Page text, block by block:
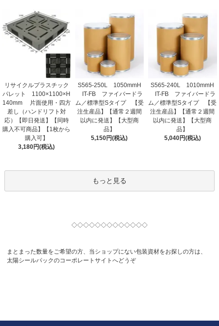
リサイクルプラスチック
パレット 1100×1100×H
140mm 片面使用・四方
差し（ハンドリフト対
応）【即日発送】【同時
購入不可商品】【1枚から
購入可】
3,180円(税込)
S565-250L 1050mmH
IT-FB ファイバードラ
ム／標準型Sタイプ 【受
注生産品】【通常２週間
以内に発送】【大型商
品】
5,150円(税込)
S565-240L 1010mmH
IT-FB ファイバードラ
ム／標準型Sタイプ 【受
注生産品】【通常２週間
以内に発送】【大型商
品】
5,040円(税込)
もっと見る
◇◇◇◇◇◇◇◇◇◇◇◇◇
まとまった数量をご希望の方、当ショップにない包装資材をお探しの方は、
太陽シールパックのコーポレートサイトへどうぞ